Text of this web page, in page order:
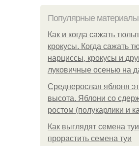
Популярные материалы
Как и когда сажать
крокусы. Когда сажать
нарциссы, крокусы и
луковичные осенью на
Среднерослая яблоня
высота. Яблони со
ростом (полукарлики и
Как выглядят семена
прорастить семена туи